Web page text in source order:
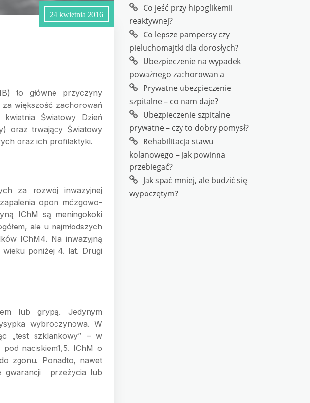
24 kwietnia 2016
to główne przyczyny
większość zachorowań
Światowy Dzień
oraz trwający Światowy
oraz ich profilaktyki.
za rozwój inwazyjnej
opon mózgowo-
IChM są meningokoki
ale u najmłodszych
IChM4. Na inwazyjną
wieku poniżej 4. lat. Drugi
lub grypą. Jedynym
wybroczynowa. W
„test szklankowy” – w
naciskiem1,5. IChM o
zgonu. Ponadto, nawet
gwarancji przeżycia lub
Co jeść przy hipoglikemii
reaktywnej?
Co lepsze pampersy czy
pieluchomajtki dla dorosłych?
Ubezpieczenie na wypadek
poważnego zachorowania
Prywatne ubezpieczenie
szpitalne – co nam daje?
Ubezpieczenie szpitalne
prywatne – czy to dobry pomysł?
Rehabilitacja stawu
kolanowego – jak powinna
przebiegać?
Jak spać mniej, ale budzić się
wypoczętym?